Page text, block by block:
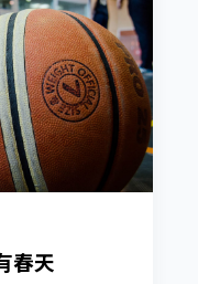
春天